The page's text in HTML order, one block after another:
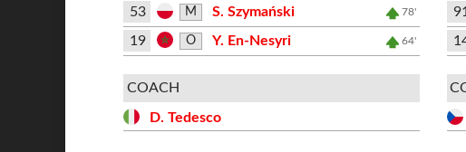
53 M S. Szymański 78'
19 O Y. En-Nesyri 64'
COACH
D. Tedesco
91